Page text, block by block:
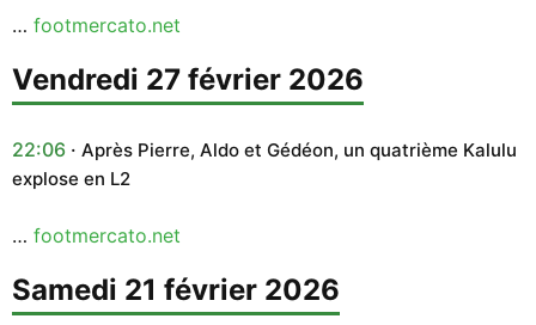
… footmercato.net
vendredi 27 février 2026
22:06
Après Pierre, Aldo et Gédéon, un quatrième Kalulu
explose en L2
… footmercato.net
samedi 21 février 2026